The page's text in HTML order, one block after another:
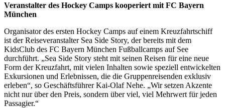
Veranstalter des Hockey Camps kooperiert mit FC Bayern
München
Organisator des ersten Hockey Camps auf einem Kreuzfahrtschiff
ist der Reiseveranstalter Sea Side Story, der bereits mit dem
KidsClub des FC Bayern München Fußballcamps auf See
durchführt. „Sea Side Story steht mit seinen Reisen für eine neue
Form der Kreuzfahrt, mit vielen Inhalten sowie speziell entwickelten
Exkursionen und Erlebnissen, die die Gruppenreisenden exklusiv
erleben“, so Geschäftsführer Kai-Olaf Nehe. „Wir setzen Akzente
nicht nur über den Preis, sondern über viel, viel Mehrwert für jeden
Passagier.“